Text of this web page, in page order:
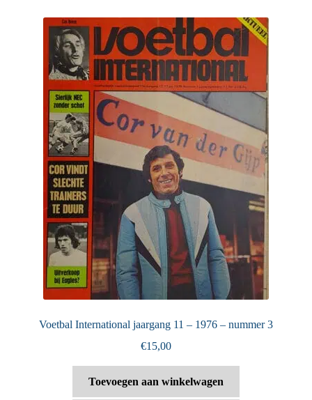
Puntertjes
Voetbal International jaargang 11 – 1976 – nummer 3
€15,00
Toevoegen aan winkelwagen